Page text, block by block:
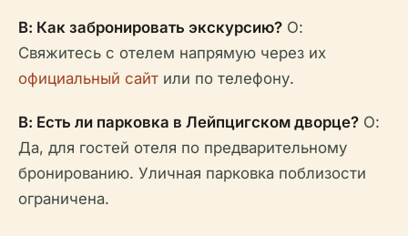
В: Как забронировать экскурсию? О:
Свяжитесь с отелем напрямую через их
официальный сайт или по телефону.
В: Есть ли парковка в Лейпцигском дворце? О:
Да, для гостей отеля по предварительному
бронированию. Уличная парковка поблизости
ограничена.